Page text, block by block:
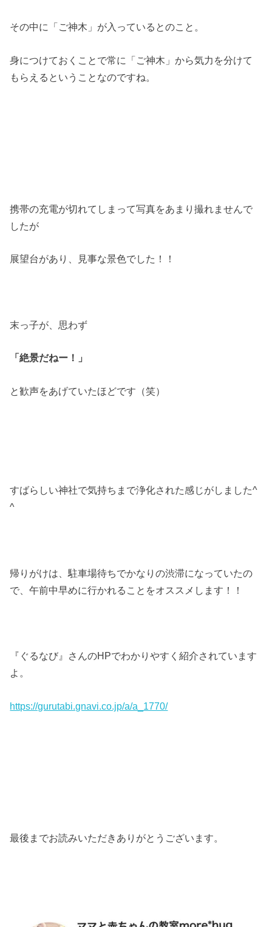
その中に「ご神木」が入っているとのこと。
身につけておくことで常に「ご神木」から気力を分けて
もらえるということなのですね。
携帯の充電が切れてしまって写真をあまり撮れませんで
したが
展望台があり、見事な景色でした！！
末っ子が、思わず
「絶景だねー！」
と歓声をあげていたほどです（笑）
すばらしい神社で気持ちまで浄化された感じがしました^
^
帰りがけは、駐車場待ちでかなりの渋滞になっていたの
で、午前中早めに行かれることをオススメします！！
『ぐるなび』さんのHPでわかりやすく紹介されています
よ。
https://gurutabi.gnavi.co.jp/a/a_1770/
最後までお読みいただきありがとうございます。